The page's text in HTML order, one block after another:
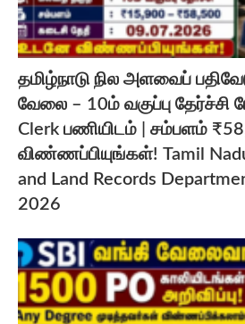
தமிழ்நாடு நில அளவைப்
வேலை – 10ம் வகுப்பு தேர்ச்சி
Clerk பணியிடம் | சம்பளம்
விண்ணப்பியுங்கள்! Tamil
and Land Records
2026